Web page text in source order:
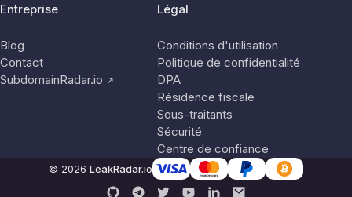
Entreprise
Blog
Contact
SubdomainRadar.io ↗
Légal
Conditions d'utilisation
Politique de confidentialité
DPA
Résidence fiscale
Sous-traitants
Sécurité
Centre de confiance
© 2026 LeakRadar.io